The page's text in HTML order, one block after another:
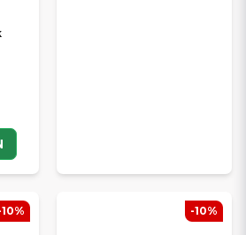
10% -10%